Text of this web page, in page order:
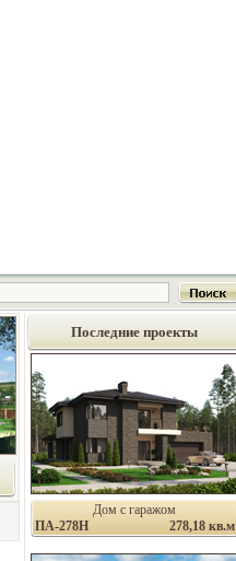
Последние проекты
Дом с гаражом
ПА-278Н
278,18 кв.м